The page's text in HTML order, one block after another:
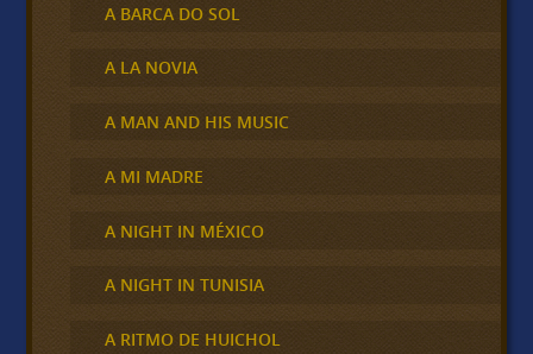
A BARCA DO SOL
A LA NOVIA
A MAN AND HIS MUSIC
A MI MADRE
A NIGHT IN MÉXICO
A NIGHT IN TUNISIA
A RITMO DE HUICHOL